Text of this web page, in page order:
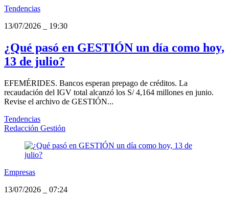
Tendencias
13/07/2026
19:30
¿Qué pasó en GESTIÓN un día como hoy,
13 de julio?
EFEMÉRIDES. Bancos esperan prepago de créditos. La
recaudación del IGV total alcanzó los S/ 4,164 millones en junio.
Revise el archivo de GESTIÓN...
Tendencias
Redacción Gestión
Empresas
13/07/2026
07:24